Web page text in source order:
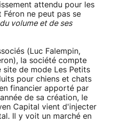
attendu pour les
Féron ne peut pas se
volume et de ses
(Luc Falempin,
la société compte
site de mode Les Petits
pour chiens et chats
financier apporté par
de sa création, le
Capital vient d'injecter
Il y voit un marché en